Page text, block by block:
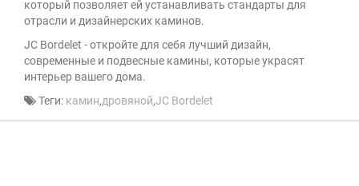
который позволяет ей устанавливать стандарты для
отрасли и дизайнерских каминов.
JC Bordelet - откройте для себя лучший дизайн,
современные и подвесные камины, которые украсят
интерьер вашего дома.
Теги: камин,дровяной,JC Bordelet